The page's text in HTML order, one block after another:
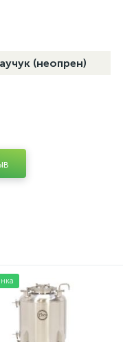
(неопрен)